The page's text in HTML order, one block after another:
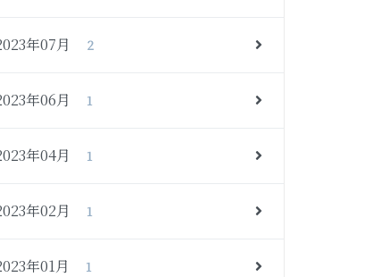
年07月 2
年06月 1
年04月 1
年02月 1
年01月 1